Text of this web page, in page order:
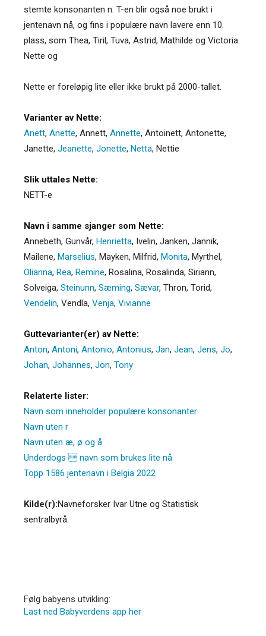
stemte konsonanten n. T-en blir også noe brukt i
jentenavn nå, og fins i populære navn lavere enn 10.
plass, som Thea, Tiril, Tuva, Astrid, Mathilde og Victoria.
Nette og
Nette er foreløpig lite eller ikke brukt på 2000-tallet.
Varianter av Nette:
Anett, Anette, Annett, Annette, Antoinett, Antonette,
Janette, Jeanette, Jonette, Netta, Nettie
Slik uttales Nette:
NETT-e
Navn i samme sjanger som Nette:
Annebeth, Gunvår, Henrietta, Ivelin, Janken, Jannik,
Mailene, Marselius, Mayken, Milfrid, Monita, Myrthel,
Olianna, Rea, Remine, Rosalina, Rosalinda, Siriann,
Solveiga, Steinunn, Sæming, Sævar, Thron, Torid,
Vendelin, Vendla, Venja, Vivianne
Guttevarianter(er) av Nette:
Anton, Antoni, Antonio, Antonius, Jan, Jean, Jens, Jo,
Johan, Johannes, Jon, Tony
Relaterte lister:
Navn som inneholder populære konsonanter
Navn uten r
Navn uten æ, ø og å
Underdogs  navn som brukes lite nå
Topp 1586 jentenavn i Belgia 2022
Kilde(r):Navneforsker Ivar Utne og Statistisk
sentralbyrå.
Følg babyens utvikling:
Last ned Babyverdens app her